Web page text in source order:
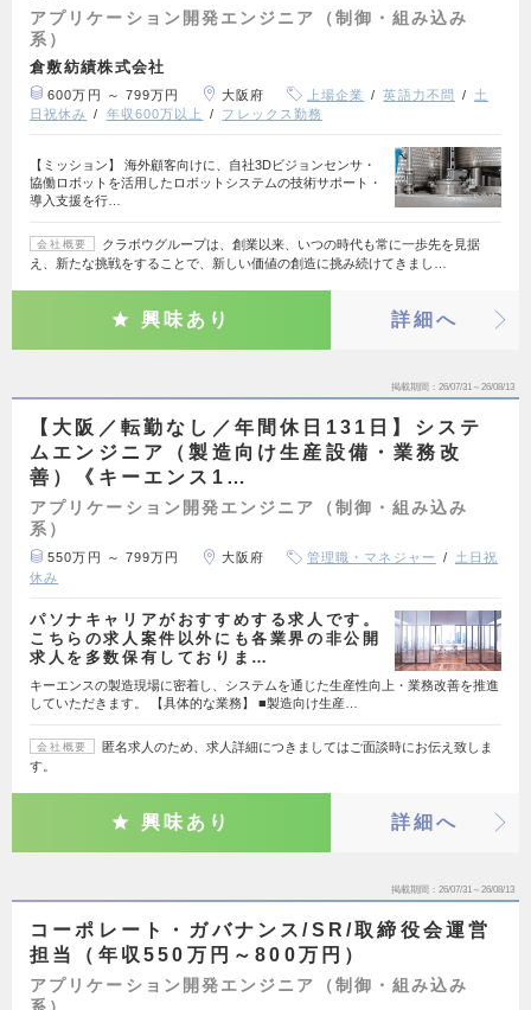
アプリケーション開発エンジニア（制御・組み込み
系）
倉敷紡績株式会社
600万円 ～ 799万円 大阪府 上場企業 英語力不問
土
日祝休み
年収600万以上 フレックス勤務
【ミッション】 海外顧客向けに、自社3Dビジョンセンサ・
協働ロボットを活用したロボットシステムの技術サポート・
導入支援を行…
会社概要
クラボウグループは、創業以来、いつの時代も常に一歩先を見据
え、新たな挑戦をすることで、新しい価値の創造に挑み続けてきまし…
興味あり 詳細へ
掲載期間 26/07/31～26/08/13
【大阪／転勤なし／年間休日131日】システ
ムエンジニア（製造向け生産設備・業務改
善）《キーエンス1…
アプリケーション開発エンジニア（制御・組み込み
系）
550万円 ～ 799万円 大阪府 管理職・マネジャー
土日祝
休み
パソナキャリアがおすすめする求人です。
こちらの求人案件以外にも各業界の非公開
求人を多数保有しておりま…
キーエンスの製造現場に密着し、システムを通じた生産性向上・業務改善を推進
していただきます。 【具体的な業務】 ■製造向け生産…
会社概要
匿名求人のため、求人詳細につきましてはご面談時にお伝え致しま
す。
興味あり 詳細へ
掲載期間 26/07/31～26/08/13
コーポレート・ガバナンス/SR/取締役会運営
担当（年収550万円～800万円）
アプリケーション開発エンジニア（制御・組み込み